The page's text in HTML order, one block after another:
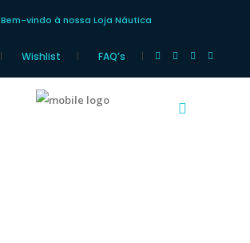
Bem-vindo à nossa Loja Náutica
Wishlist FAQ’s